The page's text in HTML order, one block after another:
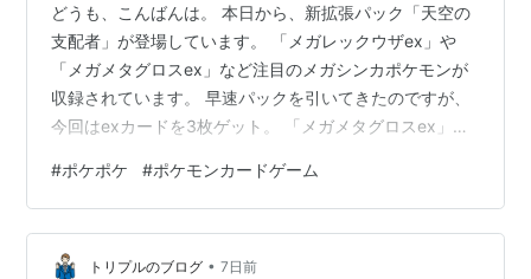
どうも、こんばんは。 本日から、新拡張パック「天空の
支配者」が登場しています。 「メガレックウザex」や
「メガメタグロスex」など注目のメガシンカポケモンが
収録されています。 早速パックを引いてきたのですが、
今回はexカードを3枚ゲット。 「メガメタグロスex」
は強そうな気がします。 「ビークインex」はたねポケモ
ンを使い捨てる技効果が、女王蜂っぽくていいですね。
終わりに… 夕方くらいにログインしたときに、画面が硬
直してまともに操作できないのをどうにかしてほしい。
#ポケポケ #ポケモンカードゲーム
トリプルのブログ • 7日前